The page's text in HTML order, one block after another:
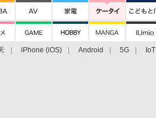
iPhone (iOS) Android 5G IoT